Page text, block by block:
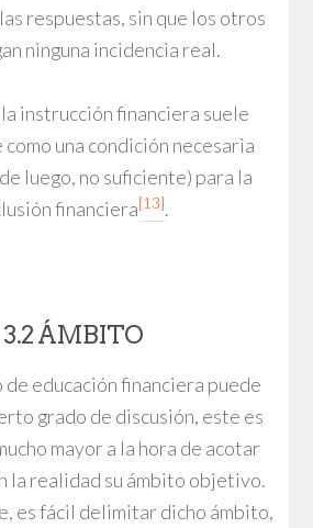
respuestas, sin que los otros
ninguna incidencia real.
instrucción financiera suele
una condición necesaria
luego, no suficiente) para la
financiera[13].
3.2 ÁMBITO
de educación financiera puede
grado de discusión, este es
mayor a la hora de acotar
la realidad su ámbito objetivo.
es fácil delimitar dicho ámbito,